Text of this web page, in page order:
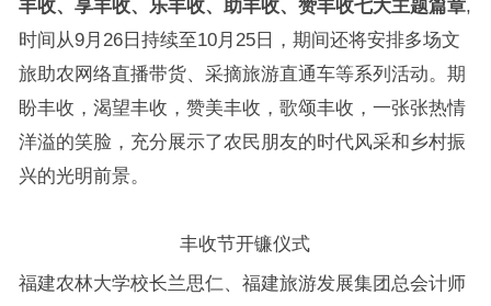
丰收、享丰收、乐丰收、助丰收、赞丰收七大主题篇章,
时间从9月26日持续至10月25日，期间还将安排多场文
旅助农网络直播带货、采摘旅游直通车等系列活动。期
盼丰收，渴望丰收，赞美丰收，歌颂丰收，一张张热情
洋溢的笑脸，充分展示了农民朋友的时代风采和乡村振
兴的光明前景。
丰收节开镰仪式
福建农林大学校长兰思仁、福建旅游发展集团总会计师